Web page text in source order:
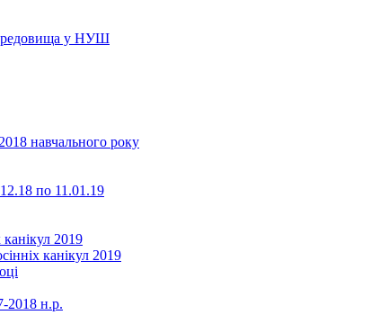
у НУШ
навчального року
по 11.01.19
2019
канікул 2019
2018 н.р.